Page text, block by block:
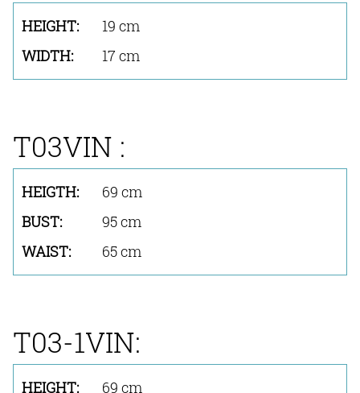
19 cm
17 cm
T03VIN :
69 cm
95 cm
65 cm
T03-1VIN:
69 cm